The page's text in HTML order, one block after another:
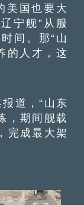
美国也要大
宁舰”从服
间。那“山
的人才，这
道，“山东
，期间舰载
完成最大架